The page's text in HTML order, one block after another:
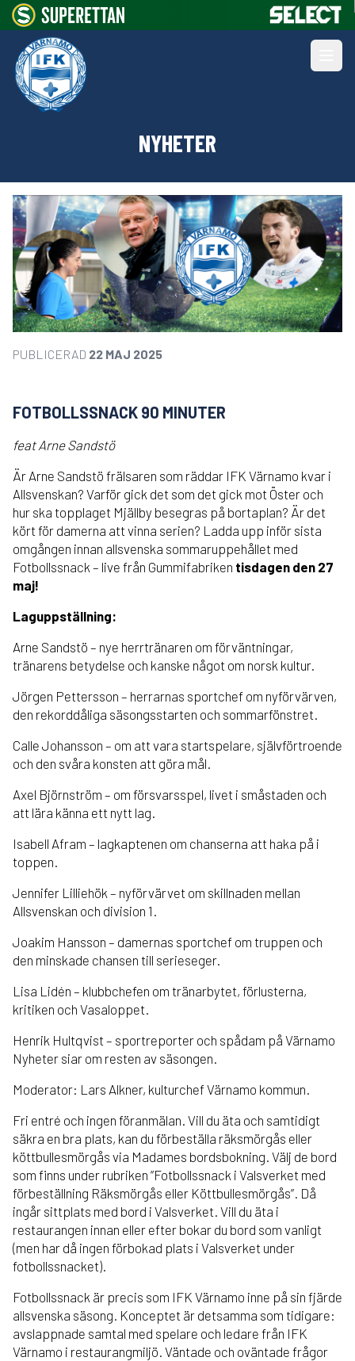
NYHETER
PUBLICERAD 22 MAJ 2025
FOTBOLLSSNACK 90 MINUTER
feat Arne Sandstö
Är Arne Sandstö frälsaren som räddar IFK Värnamo kvar i
Allsvenskan? Varför gick det som det gick mot Öster och
hur ska topplaget Mjällby besegras på bortaplan? Är det
kört för damerna att vinna serien? Ladda upp inför sista
omgången innan allsvenska sommaruppehållet med
Fotbollssnack – live från Gummifabriken tisdagen den 27
maj!
Laguppställning:
Arne Sandstö – nye herrtränaren om förväntningar,
tränarens betydelse och kanske något om norsk kultur.
Jörgen Pettersson – herrarnas sportchef om nyförvärven,
den rekorddåliga säsongsstarten och sommarfönstret.
Calle Johansson – om att vara startspelare, självförtroende
och den svåra konsten att göra mål.
Axel Björnström – om försvarsspel, livet i småstaden och
att lära känna ett nytt lag.
Isabell Afram – lagkaptenen om chanserna att haka på i
toppen.
Jennifer Lilliehök – nyförvärvet om skillnaden mellan
Allsvenskan och division 1.
Joakim Hansson – damernas sportchef om truppen och
den minskade chansen till serieseger.
Lisa Lidén – klubbchefen om tränarbytet, förlusterna,
kritiken och Vasaloppet.
Henrik Hultqvist – sportreporter och spådam på Värnamo
Nyheter siar om resten av säsongen.
Moderator: Lars Alkner, kulturchef Värnamo kommun.
Fri entré och ingen föranmälan. Vill du äta och samtidigt
säkra en bra plats, kan du förbeställa räksmörgås eller
köttbullesmörgås via Madames bordsbokning. Välj de bord
som finns under rubriken ”Fotbollssnack i Valsverket med
förbeställning Räksmörgås eller Köttbullesmörgås”. Då
ingår sittplats med bord i Valsverket. Vill du äta i
restaurangen innan eller efter bokar du bord som vanligt
(men har då ingen förbokad plats i Valsverket under
fotbollssnacket).
Fotbollssnack är precis som IFK Värnamo inne på sin fjärde
allsvenska säsong. Konceptet är detsamma som tidigare:
avslappnade samtal med spelare och ledare från IFK
Värnamo i restaurangmiljö. Väntade och oväntade frågor